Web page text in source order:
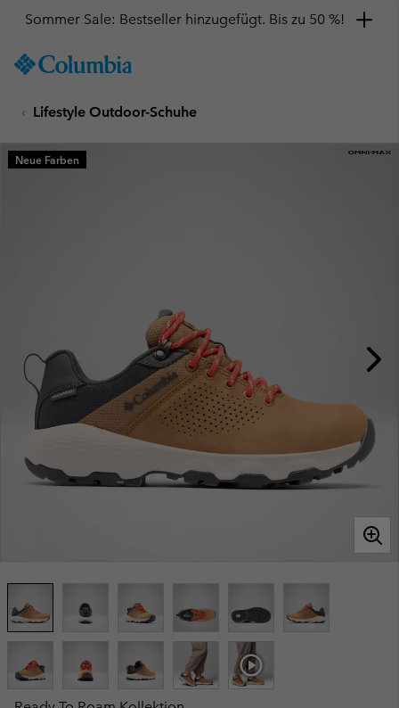
TO
SKIP
MAIN
NAV
Sommer Sale: Bestseller hinzugefügt. Bis zu 50 %!
Lifestyle Outdoor-Schuhe
Neue Farben